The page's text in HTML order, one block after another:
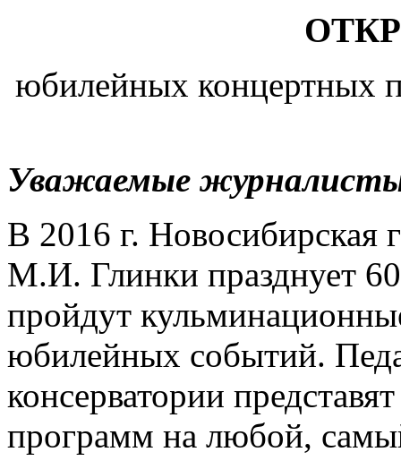
юбилейных концертных
Уважаемые
В 2016 г. Новосибирская
М.И. Глинки празднует
пройдут
юбилейных событий.
консерватории
программ на любой,